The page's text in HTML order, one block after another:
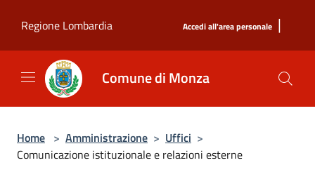
Regione Lombardia
Accedi all'area personale |
Comune di Monza
Home > Amministrazione > Uffici >
Comunicazione istituzionale e relazioni esterne